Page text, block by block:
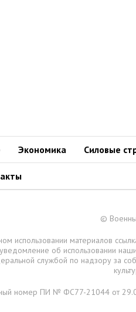
Экономика Силовые
©
использовании материалов
об использовании
службой по надзору за
номер ПИ № ФС77-21044 от